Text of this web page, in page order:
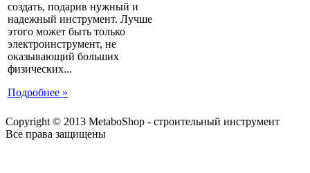
создать, подарив нужный и
надежный инструмент. Лучше
этого может быть только
электроинструмент, не
оказывающий больших
физических...
Подробнее »
Copyright © 2013 MetaboShop - строительный инструмент
Все права защищены